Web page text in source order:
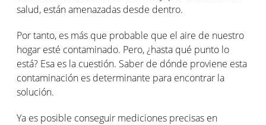
salud, están amenazadas desde dentro.
Por tanto, es más que probable que el aire de nuestro
hogar esté contaminado. Pero, ¿hasta qué punto lo
está? Esa es la cuestión. Saber de dónde proviene esta
contaminación es determinante para encontrar la
solución.
Ya es posible conseguir mediciones precisas en